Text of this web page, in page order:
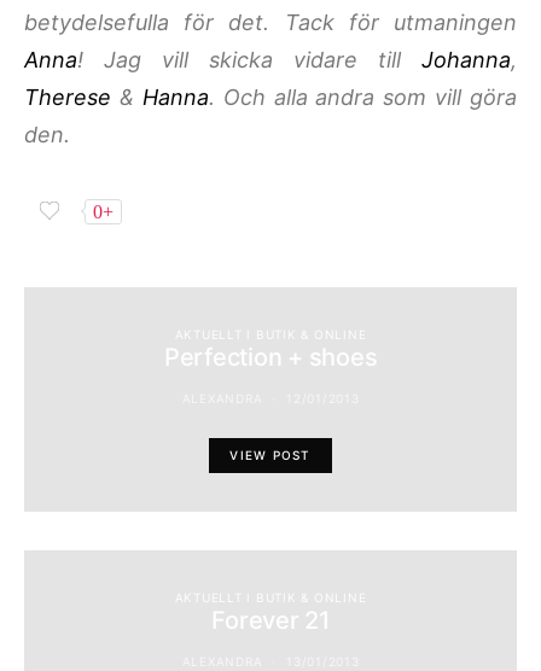
betydelsefulla för det. Tack för utmaningen
Anna! Jag vill skicka vidare till Johanna,
Therese & Hanna. Och alla andra som vill göra
den.
0+
AKTUELLT I BUTIK & ONLINE
Perfection + shoes
VIEW POST
AKTUELLT I BUTIK & ONLINE
Forever 21